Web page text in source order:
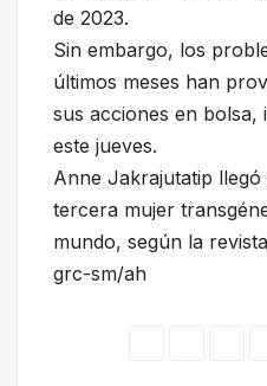
de 2023.
Sin embargo, los
últimos meses han
sus acciones en bolsa,
este jueves.
Anne Jakrajutatip
tercera mujer
mundo, según la
grc-sm/ah